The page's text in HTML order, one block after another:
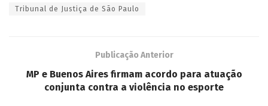
Tribunal de Justiça de São Paulo
Publicação Anterior
MP e Buenos Aires firmam acordo para atuação
conjunta contra a violência no esporte